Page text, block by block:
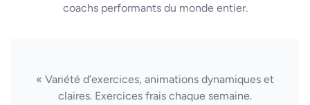
coachs performants du monde entier.
« Variété d’exercices, animations dynamiques et
claires. Exercices frais chaque semaine.